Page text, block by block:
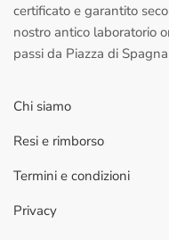
certificato e garantito
nostro antico laboratorio
passi da Piazza di Spagna
Chi siamo
Resi e rimborso
Termini e condizioni
Privacy